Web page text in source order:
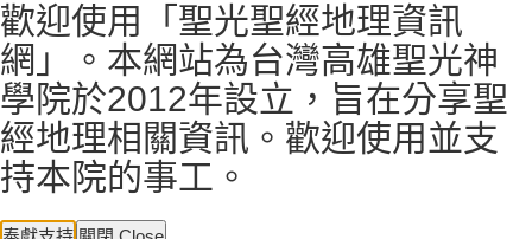
歡迎使用「聖光聖經地理資訊
網」。本網站為台灣高雄聖光神
學院於2012年設立，旨在分享聖
經地理相關資訊。歡迎使用並支
持本院的事工。